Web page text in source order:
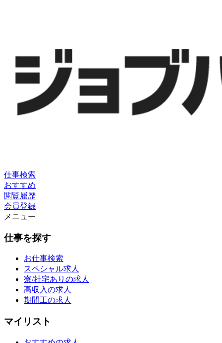
仕事検索
おすすめ
閲覧履歴
会員登録
メニュー
仕事を探す
お仕事検索
スペシャル求人
寮/社宅ありの求人
高収入の求人
期間工の求人
マイリスト